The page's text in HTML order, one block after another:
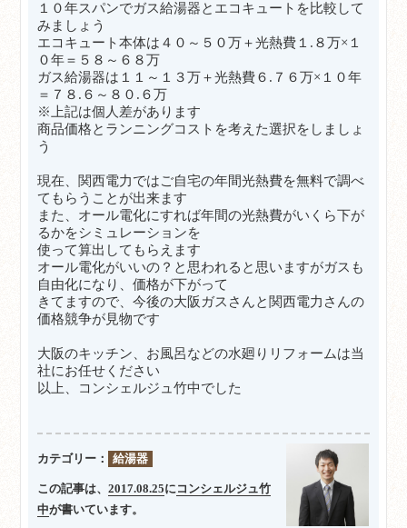
１０年スパンでガス給湯器とエコキュートを比較して
みましょう
エコキュート本体は４０～５０万＋光熱費１.８万×１
０年＝５８～６８万
ガス給湯器は１１～１３万＋光熱費６.７６万×１０年
＝７８.６～８０.６万
※上記は個人差があります
商品価格とランニングコストを考えた選択をしましょ
う
現在、関西電力ではご自宅の年間光熱費を無料で調べ
てもらうことが出来ます
また、オール電化にすれば年間の光熱費がいくら下が
るかをシミュレーションを
使って算出してもらえます
オール電化がいいの？と思われると思いますがガスも
自由化になり、価格が下がって
きてますので、今後の大阪ガスさんと関西電力さんの
価格競争が見物です
大阪のキッチン、お風呂などの水廻りリフォームは当
社にお任せください
以上、コンシェルジュ竹中でした
カテゴリー： 給湯器
この記事は、2017.08.25にコンシェルジュ竹
中が書いています。